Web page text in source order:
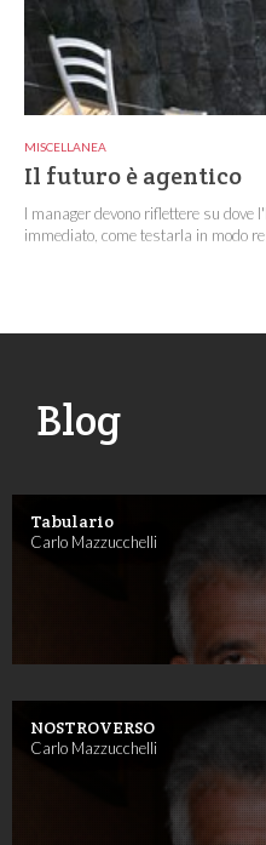
MISCELLANEA
Il futuro è agentico
I manager devono riflettere su dove
immediato, come testarla in modo
Blog
Tabulario
Carlo Mazzucchelli
NOSTROVERSO
Carlo Mazzucchelli